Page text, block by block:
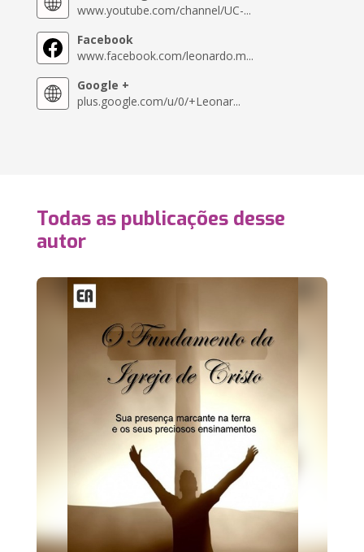
www.youtube.com/channel/UC-...
Facebook
www.facebook.com/leonardo.m...
Google +
plus.google.com/u/0/+Leonar...
Todas as publicações desse
autor